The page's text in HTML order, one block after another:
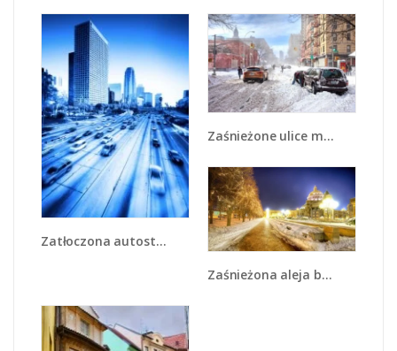
Zatłoczona autostrada w ruchu - AM028
Zaśnieżone ulice miasta - AM342
Zaśnieżona aleja bostońska - AM317